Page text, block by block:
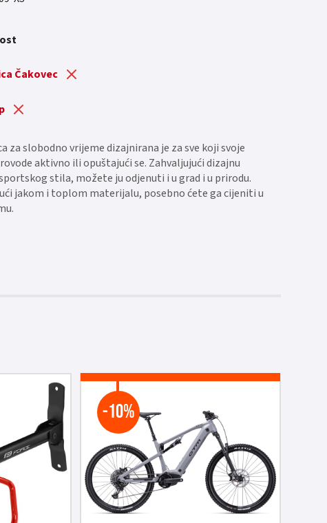
Čakovec
za slobodno vrijeme dizajnirana je za sve koji svoje
aktivno ili opuštajući se. Zahvaljujući dizajnu
stila, možete ju odjenuti i u grad i u prirodu.
jakom i toplom materijalu, posebno ćete ga cijeniti u
-10%